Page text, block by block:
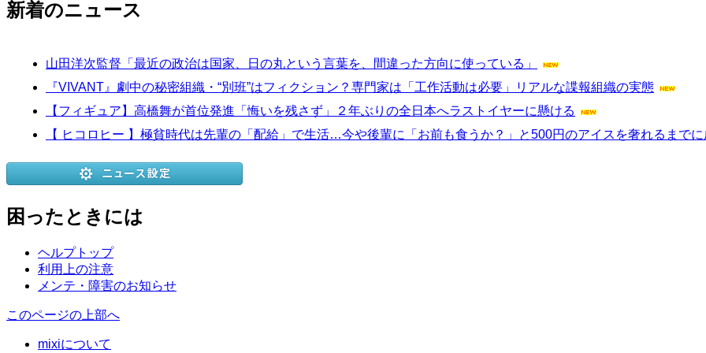
新着のニュース
山田洋次監督「最近の政治は国家、日の丸という言葉を、間違った方向に使っている」
『VIVANT』劇中の秘密組織・“別班”はフィクション？専門家は「工作活動は必要」リアルな諜報組織の実態
【フィギュア】高橋舞が首位発進「悔いを残さず」２年ぶりの全日本へラストイヤーに懸ける
【 ヒコロヒー 】極貧時代は先輩の「配給」で生活…今や後輩に「お前も食うか？」と500円のアイスを奢れるまで
困ったときには
ヘルプトップ
利用上の注意
メンテ・障害のお知らせ
このページの上部へ
mixiについて